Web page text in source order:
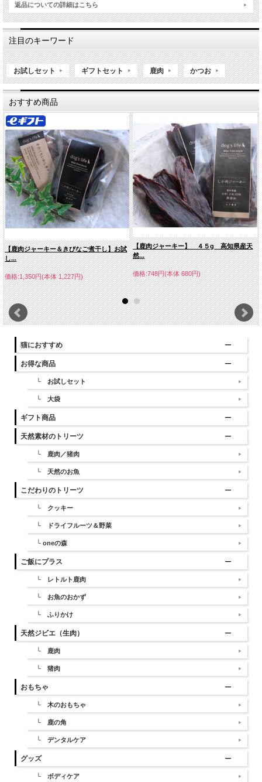
返品についての詳細はこちら
注目のキーワード
お試しセット ギフトセット 鹿肉 かつお
おすすめ商品
【鹿肉ジャーキー＆きびなご煮干し】お試
し...
価格:1,350円(本体 1,227円)
【鹿肉ジャーキー】 ４５g 高知県産天
然...
価格:748円(本体 680円)
猫におすすめ
お得な商品
└ お試しセット
└ 大袋
ギフト商品
天然素材のトリーツ
└ 鹿肉／猪肉
└ 天然のお魚
こだわりのトリーツ
└ クッキー
└ ドライフルーツ＆野菜
└ oneの森
ご飯にプラス
└ レトルト鹿肉
└ お魚のおかず
└ ふりかけ
天然ジビエ（生肉）
└ 鹿肉
└ 猪肉
おもちゃ
└ 木のおもちゃ
└ 鹿の角
└ デンタルケア
グッズ
└ ボディケア